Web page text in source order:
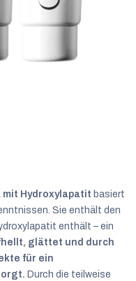
Hydroxylapatit basiert
Sie enthält den
enthält – ein
glättet und durch
für ein
Durch die teilweise